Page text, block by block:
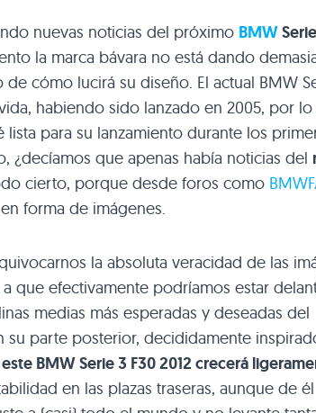
nuevas noticias del próximo BMW
la marca bávara no está dando
cómo lucirá su diseño. El actual BMW
habiendo sido lanzado en 2005, por
para su lanzamiento durante los
¿decíamos que apenas había noticias del
cierto, porque desde foros como
forma de imágenes.
la absoluta veracidad de las
que efectivamente podríamos estar
medias más esperadas y deseadas del
parte posterior, decididamente
este BMWSerie 3 F30 2012 crecerá
en las plazas traseras, aunque de él